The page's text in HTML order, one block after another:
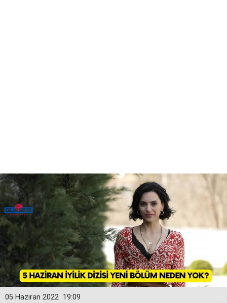
19:09
05 Haziran 2022